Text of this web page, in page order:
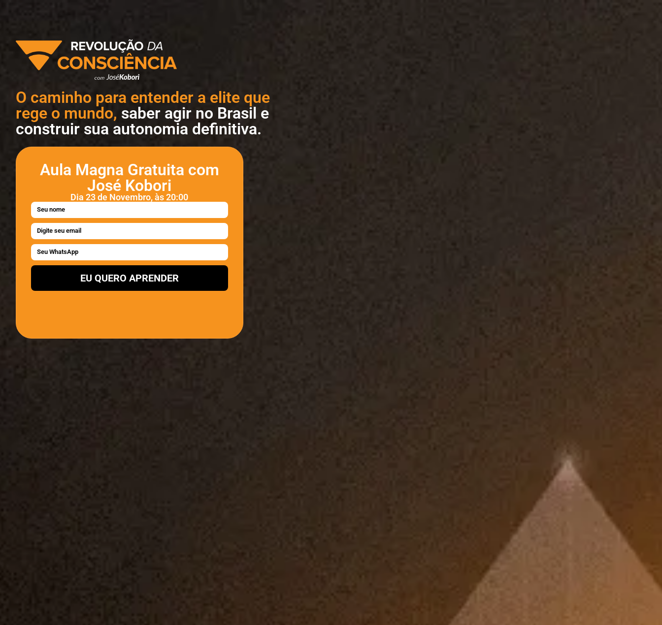
O caminho para entender a elite que
rege o mundo, saber agir no Brasil e
construir sua autonomia definitiva.
Aula Magna Gratuita com
José Kobori
Dia 23 de Novembro, às 20:00
EU QUERO APRENDER